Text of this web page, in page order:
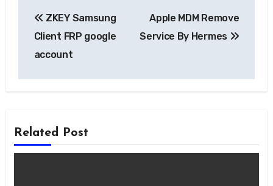
navigation
ZKEY Samsung
Client FRP google
account
Apple MDM Remove
Service By Hermes
Related Post